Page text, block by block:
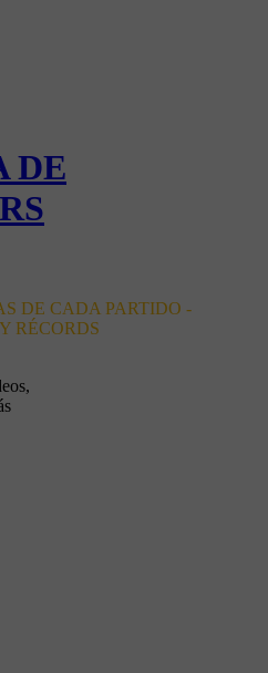
DE
DE CADA PARTIDO -
RÉCORDS